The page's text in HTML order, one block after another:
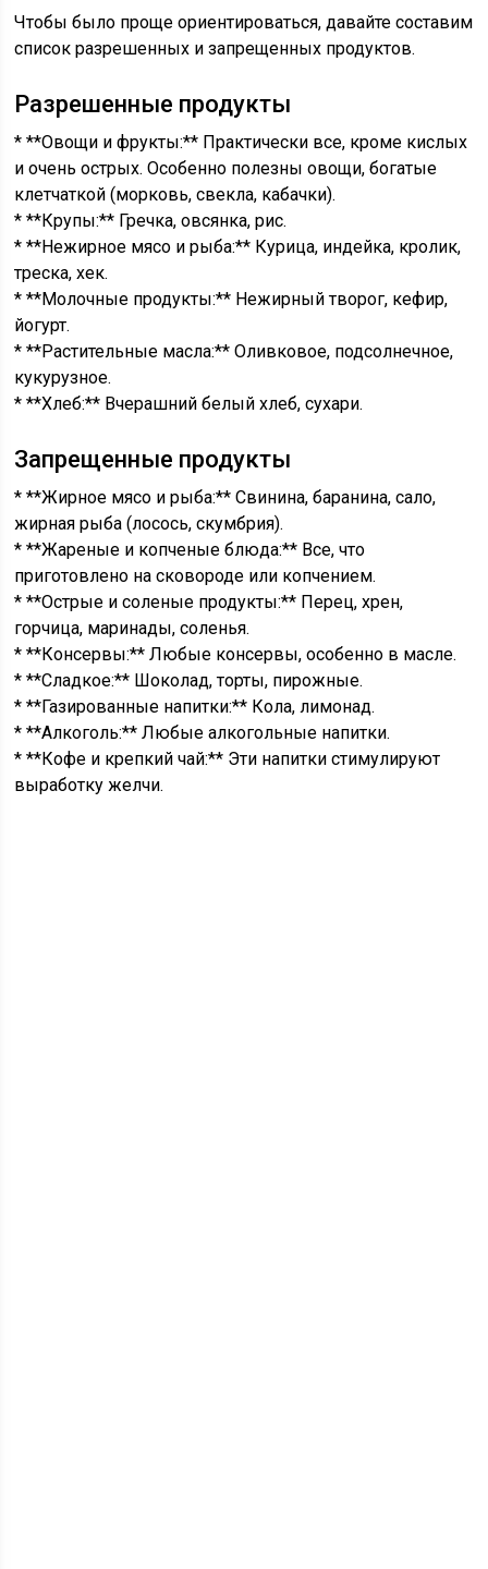
Чтобы было проще ориентироваться, давайте составим
список разрешенных и запрещенных продуктов.
Разрешенные продукты
* **Овощи и фрукты:** Практически все, кроме кислых
и очень острых. Особенно полезны овощи, богатые
клетчаткой (морковь, свекла, кабачки).
* **Крупы:** Гречка, овсянка, рис.
* **Нежирное мясо и рыба:** Курица, индейка, кролик,
треска, хек.
* **Молочные продукты:** Нежирный творог, кефир,
йогурт.
* **Растительные масла:** Оливковое, подсолнечное,
кукурузное.
* **Хлеб:** Вчерашний белый хлеб, сухари.
Запрещенные продукты
* **Жирное мясо и рыба:** Свинина, баранина, сало,
жирная рыба (лосось, скумбрия).
* **Жареные и копченые блюда:** Все, что
приготовлено на сковороде или копчением.
* **Острые и соленые продукты:** Перец, хрен,
горчица, маринады, соленья.
* **Консервы:** Любые консервы, особенно в масле.
* **Сладкое:** Шоколад, торты, пирожные.
* **Газированные напитки:** Кола, лимонад.
* **Алкоголь:** Любые алкогольные напитки.
* **Кофе и крепкий чай:** Эти напитки стимулируют
выработку желчи.